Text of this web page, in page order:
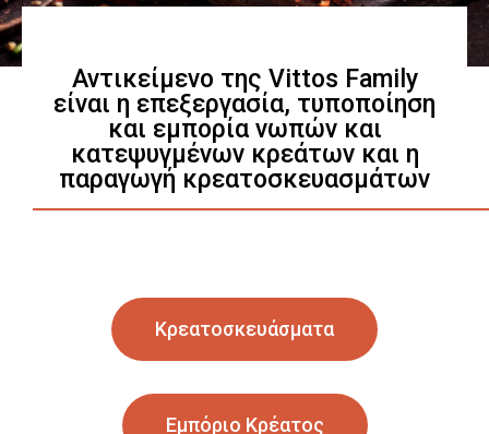
Γνωρίστε μας
Αντικείμενο της Vittos Family
είναι η επεξεργασία, τυποποίηση
και εμπορία νωπών και
κατεψυγμένων κρεάτων και η
παραγωγή κρεατοσκευασμάτων
Κρεατοσκευάσματα
Εμπόριο Κρέατος